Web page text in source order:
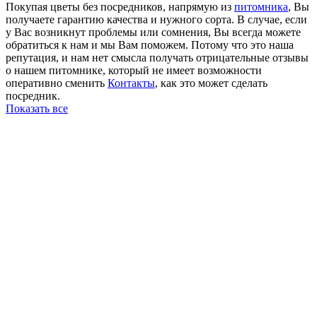
Покупая цветы без посредников, напрямую из питомника, Вы
получаете гарантию качества и нужного сорта. В случае, если
у Вас возникнут проблемы или сомнения, Вы всегда можете
обратиться к нам и мы Вам поможем. Потому что это наша
репутация, и нам нет смысла получать отрицательные отзывы
о нашем питомнике, который не имеет возможности
оперативно сменить Контакты, как это может сделать
посредник.
Показать все